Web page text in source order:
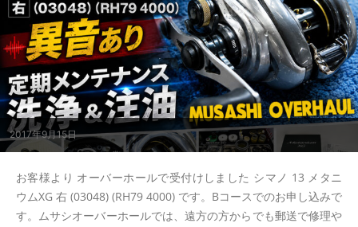
2017年9月15日
お客様より オーバーホールで受付けしました シマノ 13 メタニ
ウムXG 右 (03048) (RH79 4000) です。Bコースでのお申し込みで
す。ムサシオーバーホールでは、遠方の方からでも郵送で修理や